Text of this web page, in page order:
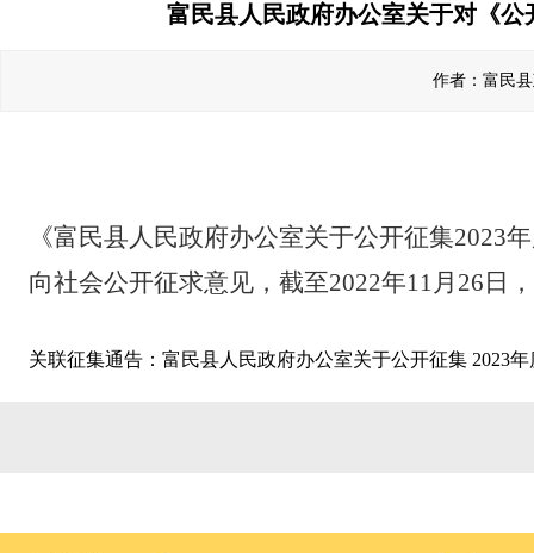
富民县人民政府办公室关于对《
作者：富民
《富民县人民政府办公室关于公开征集2023
向社会公开征求意见，截至2022年11月 26 日
关联征集通告： 富民县人民政府办公室关于公开征集 2023